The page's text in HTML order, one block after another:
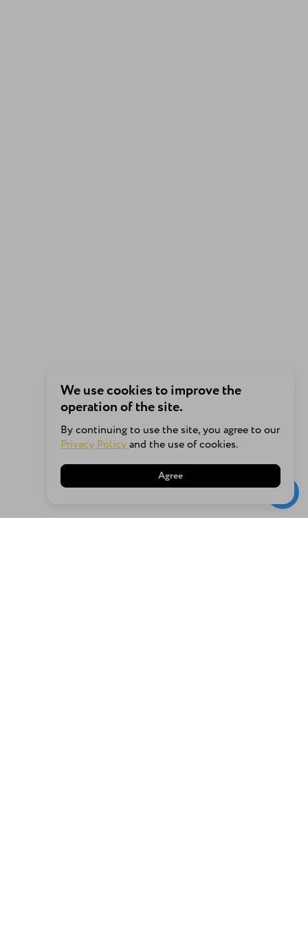
We use cookies to improve the
operation of the site.
By continuing to use the site, you agree to our
Privacy Policyand the use of cookies.
Agree